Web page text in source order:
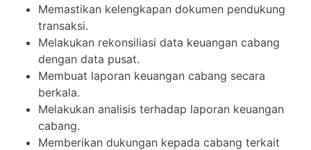
Memastikan kelengkapan dokumen pendukung
transaksi.
Melakukan rekonsiliasi data keuangan cabang
dengan data pusat.
Membuat laporan keuangan cabang secara
berkala.
Melakukan analisis terhadap laporan keuangan
cabang.
Memberikan dukungan kepada cabang terkait